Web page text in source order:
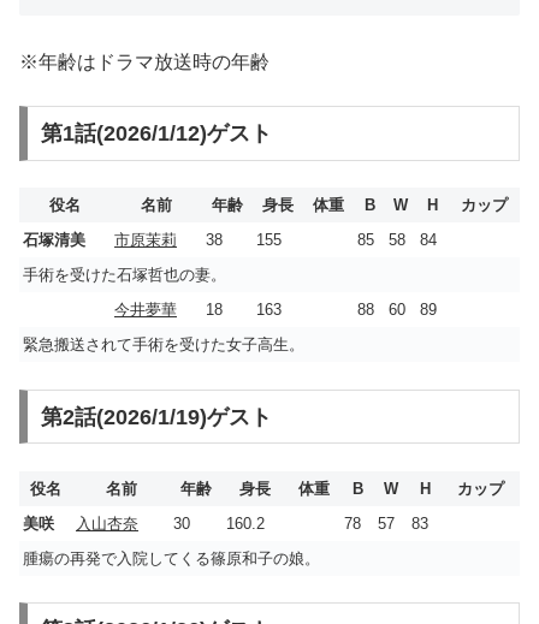
※年齢はドラマ放送時の年齢
第1話(2026/1/12)ゲスト
役名 名前 年齢 身長 体重 B W H
カップ
石塚清美
市原茉莉 38 155 85 58
84
手術を受けた石塚哲也の妻。
今井夢華
18 163 88 60
89
緊急搬送されて手術を受けた女子高生。
第2話(2026/1/19)ゲスト
役名 名前 年齢 身長 体重 B W H
カップ
美咲
入山杏奈 30 160.2 78 57
83
腫瘍の再発で入院してくる篠原和子の娘。